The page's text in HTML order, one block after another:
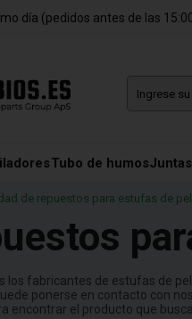
día (pedidos antes de las
Tubo de humosJuntas
de repuestos para estufas de
fabricantes de estufas de
ponerse en contacto con
encontrar el producto que